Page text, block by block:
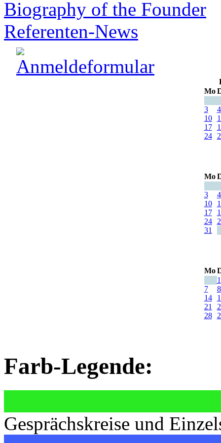
Biography of the Founder
Referenten-News
Mo
3
4
10
17
24
Mo
3
4
10
17
24
31
Mo
1
7
8
14
21
28
Farb-Legende:
Gesprächskreise und